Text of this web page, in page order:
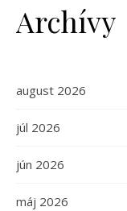
Archívy
august 2026
júl 2026
jún 2026
máj 2026